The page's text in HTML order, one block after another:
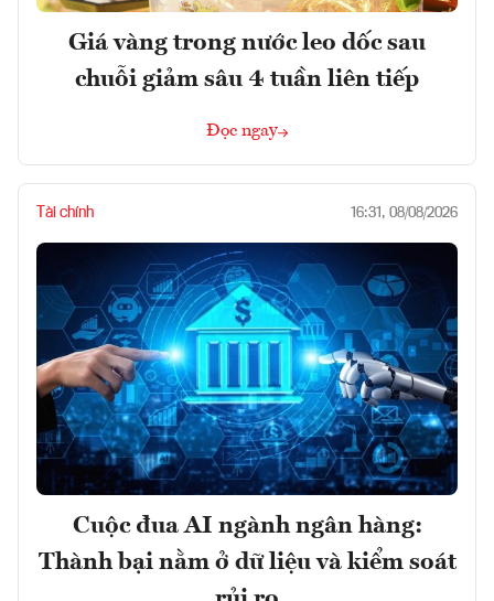
Giá vàng trong nước leo dốc sau
chuỗi giảm sâu 4 tuần liên tiếp
Đọc ngay
Tài chính 16:31, 08/08/2026
Cuộc đua AI ngành ngân hàng:
Thành bại nằm ở dữ liệu và kiểm soát